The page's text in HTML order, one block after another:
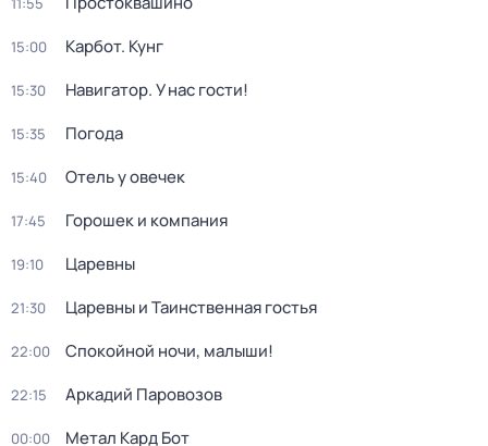
15:00 Карбот. Кунг
15:30 Навигатор. У нас гости!
15:35 Погода
15:40 Отель у овечек
17:45 Горошек и компания
19:10 Царевны
21:30 Царевны и Таинственная гостья
22:00 Спокойной ночи, малыши!
22:15 Аркадий Паровозов
00:00 Метал Кард Бот